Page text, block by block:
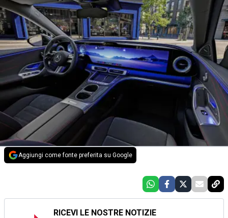
Aggiungi come fonte preferita su Google
RICEVI LE NOSTRE NOTIZIE